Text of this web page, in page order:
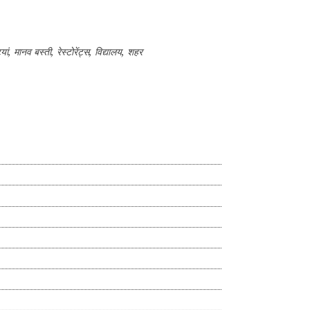
, मानव बस्ती, रेस्टोरेंट्स, विद्यालय, शहर